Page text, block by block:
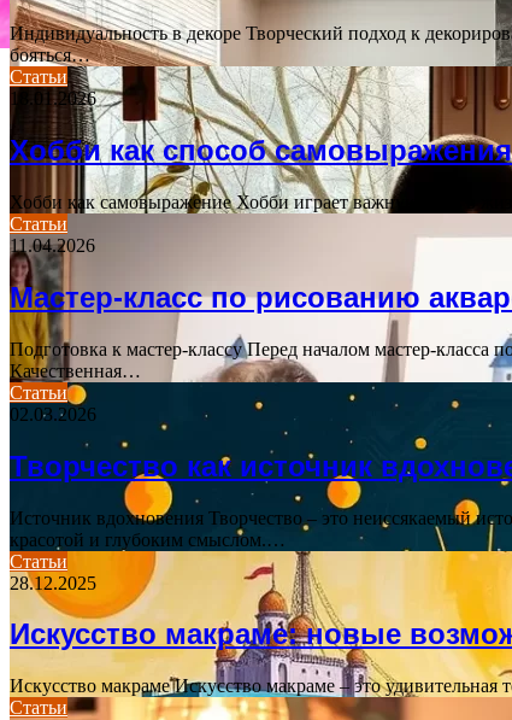
Индивидуальность в декоре Творческий подход к
бояться…
Статьи
18.01.2026
Хобби как способ самовыражения
Хобби как самовыражение Хобби играет важную роль в
Статьи
11.04.2026
Мастер-класс по рисованию
Подготовка к мастер-классу Перед началом мастер-класса
Качественная…
Статьи
02.03.2026
Творчество как источник
Источник вдохновения Творчество – это неиссякаемый
красотой и глубоким смыслом.…
Статьи
28.12.2025
Искусство макраме: новые
Искусство макраме Искусство макраме – это
Статьи